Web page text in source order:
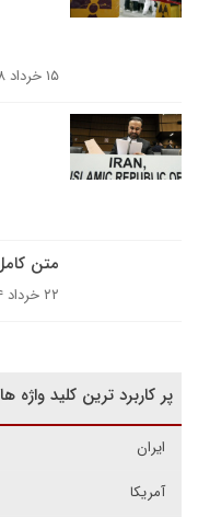
۱۵ خرداد ۱۳۹۸
متن
۲۲ خرداد ۱۳۹۴
پر کاربرد ترین کلید واژه ها
ایران
آمریکا